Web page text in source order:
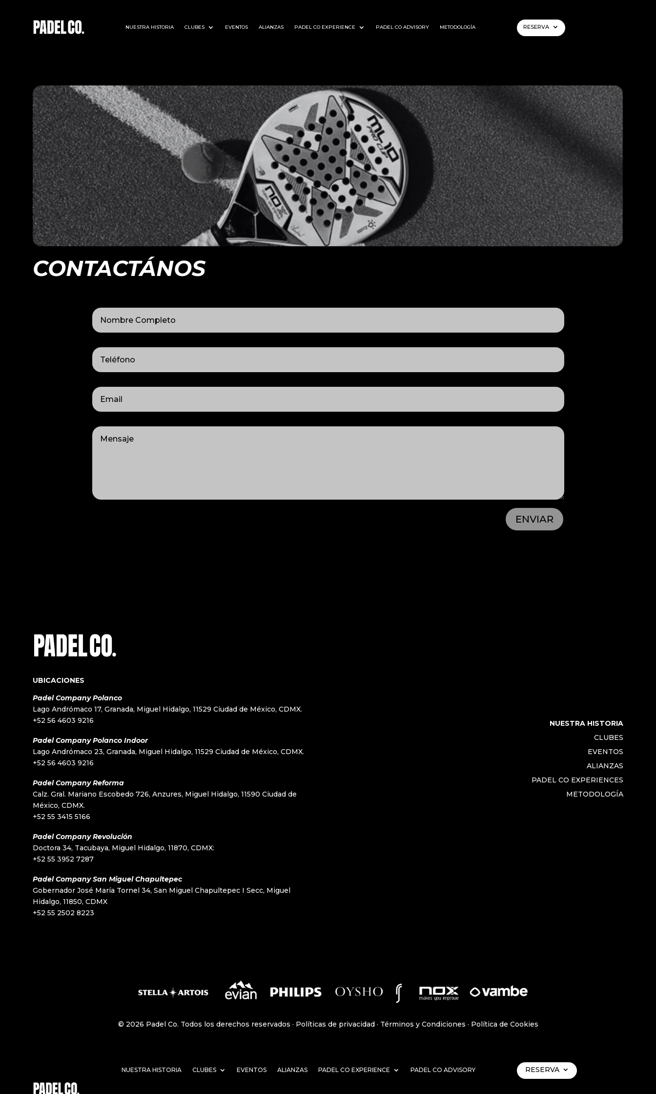
NUESTRA HISTORIA CLUBES EVENTOS ALIANZAS PADEL CO EXPERIENCE PADEL CO ADVISORY METODOLOGÍA RESERVA
CONTACTÁNOS
ENVIAR
UBICACIONES
Padel Company Polanco
Lago Andrómaco 17, Granada, Miguel Hidalgo, 11529 Ciudad de México, CDMX.
+52 56 4603 9216
Padel Company Polanco Indoor
Lago Andrómaco 23, Granada, Miguel Hidalgo, 11529 Ciudad de México, CDMX.
+52 56 4603 9216
Padel Company Reforma
Calz. Gral. Mariano Escobedo 726, Anzures, Miguel Hidalgo, 11590 Ciudad de
México, CDMX.
+52 55 3415 5166
Padel Company Revolución
Doctora 34, Tacubaya, Miguel Hidalgo, 11870, CDMX:
+52 55 3952 7287
Padel Company San Miguel Chapultepec
Gobernador José María Tornel 34, San Miguel Chapultepec I Secc, Miguel
Hidalgo, 11850, CDMX
+52 55 2502 8223
NUESTRA HISTORIA
CLUBES
EVENTOS
ALIANZAS
PADEL CO EXPERIENCES
METODOLOGÍA
© 2026 Padel Co. Todos los derechos reservados · Políticas de privacidad· Términos y Condiciones · Política de Cookies
NUESTRA HISTORIA CLUBES EVENTOS ALIANZAS PADEL CO EXPERIENCE PADEL CO ADVISORY RESERVA